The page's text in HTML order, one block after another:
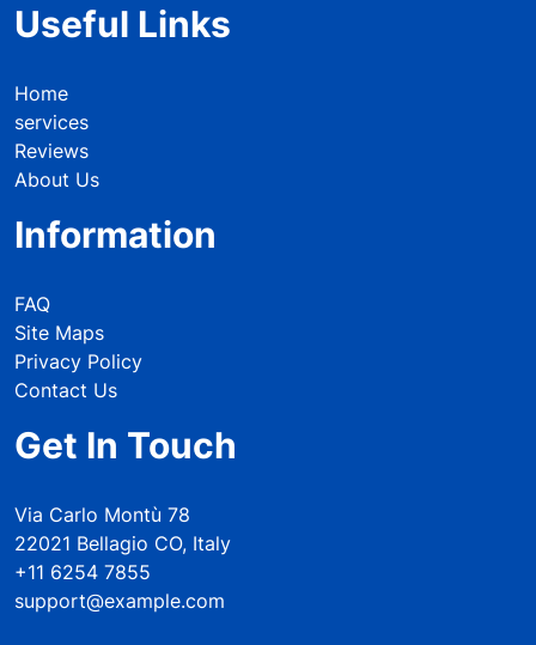
Useful Links
Home
services
Reviews
About Us
Information
FAQ
Site Maps
Privacy Policy
Contact Us
Get In Touch
Via Carlo Montù 78
22021 Bellagio CO, Italy
+11 6254 7855
support@example.com